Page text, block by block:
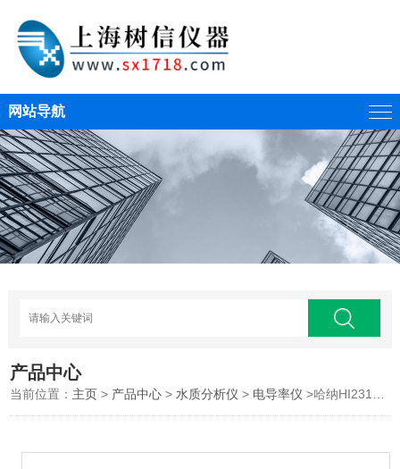
网站导航
产品中心
当前位置： 主页 > 产品中心 >水质分析仪 > 电导率仪 >哈纳HI2315 微电脑温度补偿功能电导率EC测定仪